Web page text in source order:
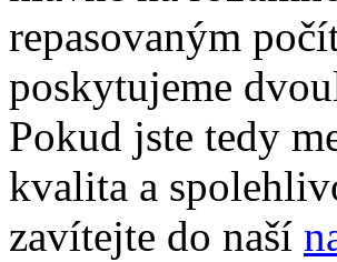
repasovaným
poskytujeme
Pokud jste tedy
kvalita a
zavítejte do naší